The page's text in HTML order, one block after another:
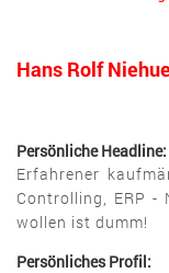
Hans Rolf
Persönliche Headline:
Erfahrener
Controlling, ERP
wollen ist dumm!
Persönliches Profil: